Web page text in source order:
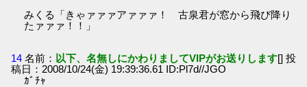
みくる「きゃァァァアァァァ！ 古泉君が窓から飛び降り
たァァァ！！」
14 名前： 以下、名無しにかわりましてVIPがお送りします[] 投
稿日：2008/10/24(金) 19:39:36.61 ID:Pl7d//JGO
ｶﾞﾁｬ